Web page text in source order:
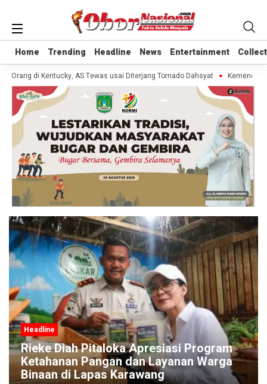
Home Trending Headline News Entertainment
Home Trending Headline News Entertainment
Orang di Kentucky, AS Tewas usai Diterjang Tornado Dahsyat Kemendag
Headline
Rieke Diah Pitaloka Apresiasi Program
Ketahanan Pangan dan Layanan Warga
Binaan di Lapas Karawang